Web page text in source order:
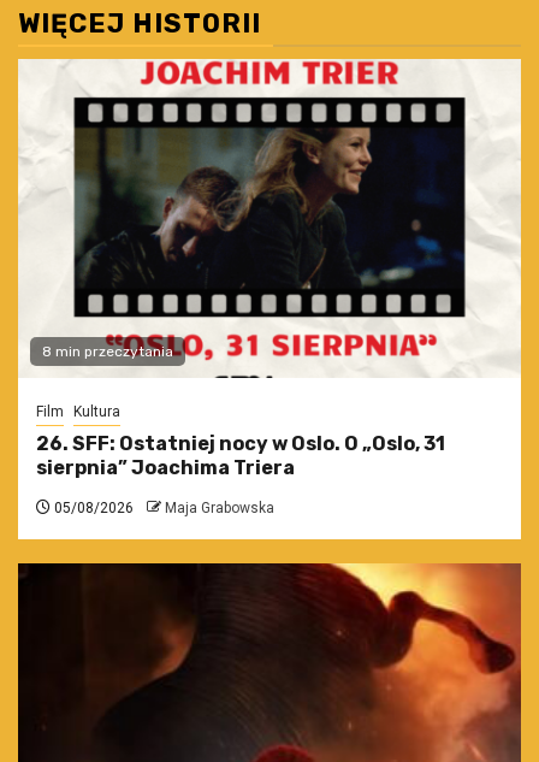
WIĘCEJ HISTORII
8 min przeczytania
Film Kultura
26. SFF: Ostatniej nocy w Oslo. O „Oslo, 31
sierpnia” Joachima Triera
05/08/2026 Maja Grabowska